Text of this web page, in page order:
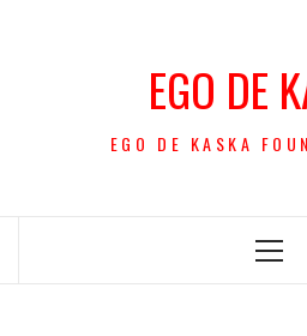
EGO DE
EGO DE KASKA
Menú